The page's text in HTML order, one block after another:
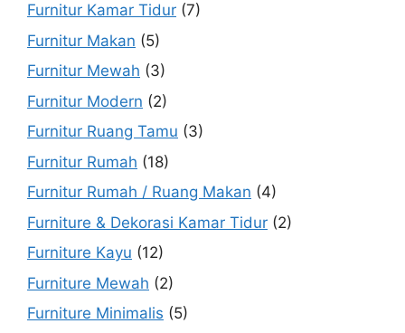
Furnitur Kamar Tidur (7)
Furnitur Makan (5)
Furnitur Mewah (3)
Furnitur Modern (2)
Furnitur Ruang Tamu (3)
Furnitur Rumah (18)
Furnitur Rumah / Ruang Makan (4)
Furniture & Dekorasi Kamar Tidur (2)
Furniture Kayu (12)
Furniture Mewah (2)
Furniture Minimalis (5)